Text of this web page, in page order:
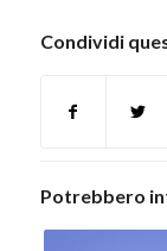
Condividi
Potrebbero